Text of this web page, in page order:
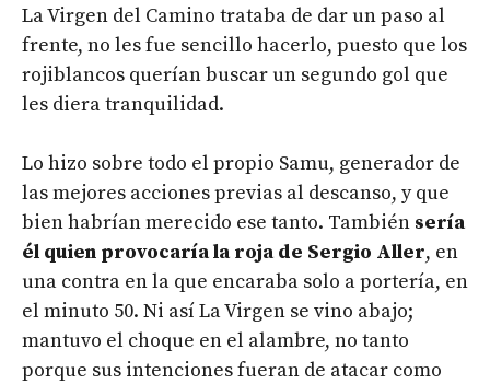
La Virgen del Camino trataba de dar un paso al
frente, no les fue sencillo hacerlo, puesto que los
rojiblancos querían buscar un segundo gol que
les diera tranquilidad.
Lo hizo sobre todo el propio Samu, generador de
las mejores acciones previas al descanso, y que
bien habrían merecido ese tanto. También sería
él quien provocaría la roja de Sergio Aller, en
una contra en la que encaraba solo a portería, en
el minuto 50. Ni así La Virgen se vino abajo;
mantuvo el choque en el alambre, no tanto
porque sus intenciones fueran de atacar como